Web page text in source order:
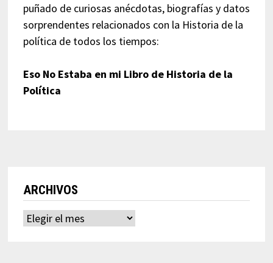
puñado de curiosas anécdotas, biografías y datos
sorprendentes relacionados con la Historia de la
política de todos los tiempos:
Eso No Estaba en mi Libro de Historia de la
Política
ARCHIVOS
Archivos